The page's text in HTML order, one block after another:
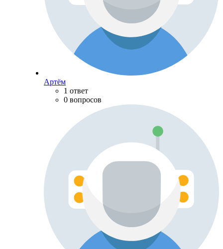
Артём
1 ответ
0 вопросов